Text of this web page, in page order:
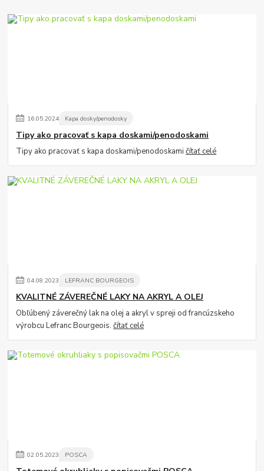
16.05.2024 Kapa dosky/penodosky
Tipy ako pracovať s kapa doskami/penodoskami
Tipy ako pracovať s kapa doskami/penodoskamičítať celé
04.08.2023 LEFRANC BOURGEOIS
KVALITNÉ ZÁVEREČNÉ LAKY NA AKRYL A OLEJ
Obľúbený záverečný lak na olej a akryl v spreji od francúzskeho
výrobcu Lefranc Bourgeois.čítať celé
02.05.2023 POSCA